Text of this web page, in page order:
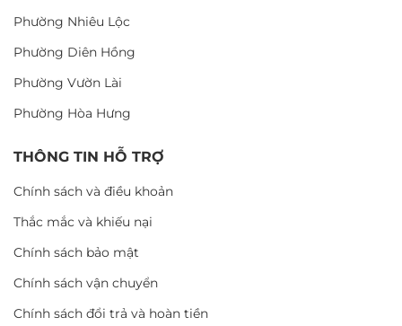
Phường Nhiêu Lộc
Phường Diên Hồng
Phường Vườn Lài
Phường Hòa Hưng
THÔNG TIN HỖ TRỢ
Chính sách và điều khoản
Thắc mắc và khiếu nại
Chính sách bảo mật
Chính sách vận chuyển
Chính sách đổi trả và hoàn tiền